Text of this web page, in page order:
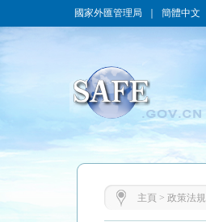
國家外匯管理局 簡體中文
主頁 > 政策法規